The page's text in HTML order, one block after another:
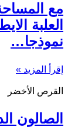
مع
العلبة
نموذجا…
إقرأ المزيد »
القرص الأخضر
الصالون